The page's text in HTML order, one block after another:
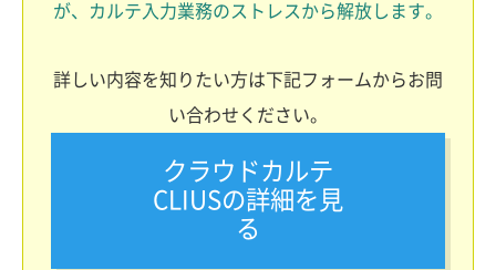
が、カルテ入力業務のストレスから解放します。
詳しい内容を知りたい方は下記フォームからお問
い合わせください。
クラウドカルテ
CLIUSの詳細を見
る